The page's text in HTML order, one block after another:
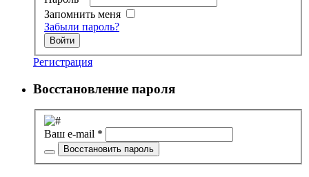
Запомнить меня
Забыли пароль?
Войти
Регистрация
Восстановление пароля
Ваш e-mail *
Восстановить пароль